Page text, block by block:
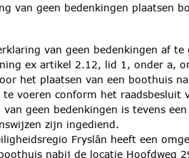
van geen bedenkingen plaatsen
van geen bedenkingen af te
ex artikel 2.12, lid 1, onder a,
het plaatsen van een boothuis
voeren conform het raadsbesluit
geen bedenkingen is tevens
zijn ingediend.
Fryslân heeft een
nabij de locatie Hoofdweg